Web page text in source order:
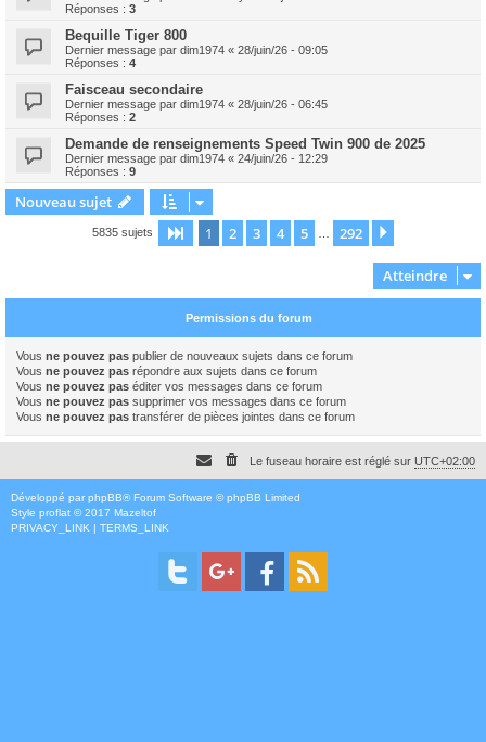
Réponses : 3
Bequille Tiger 800
Dernier message par dim1974 « 28/juin/26 - 09:05
Réponses : 4
Faisceau secondaire
Dernier message par dim1974 « 28/juin/26 - 06:45
Réponses : 2
Demande de renseignements Speed Twin 900 de 2025
Dernier message par dim1974 « 24/juin/26 - 12:29
Réponses : 9
Nouveau sujet
5835 sujets Page 1sur292
1 2 3 4 5 292
Atteindre
Permissions du forum
Vous ne pouvez pas publier de nouveaux sujets dans ce forum
Vous ne pouvez pas répondre aux sujets dans ce forum
Vous ne pouvez pas éditer vos messages dans ce forum
Vous ne pouvez pas supprimer vos messages dans ce forum
Vous ne pouvez pas transférer de pièces jointes dans ce forum
Le fuseau horaire est réglé sur UTC+02:00
Développé par phpBB® Forum Software © phpBB Limited
Style proflat © 2017 Mazeltof
PRIVACY_LINK | TERMS_LINK